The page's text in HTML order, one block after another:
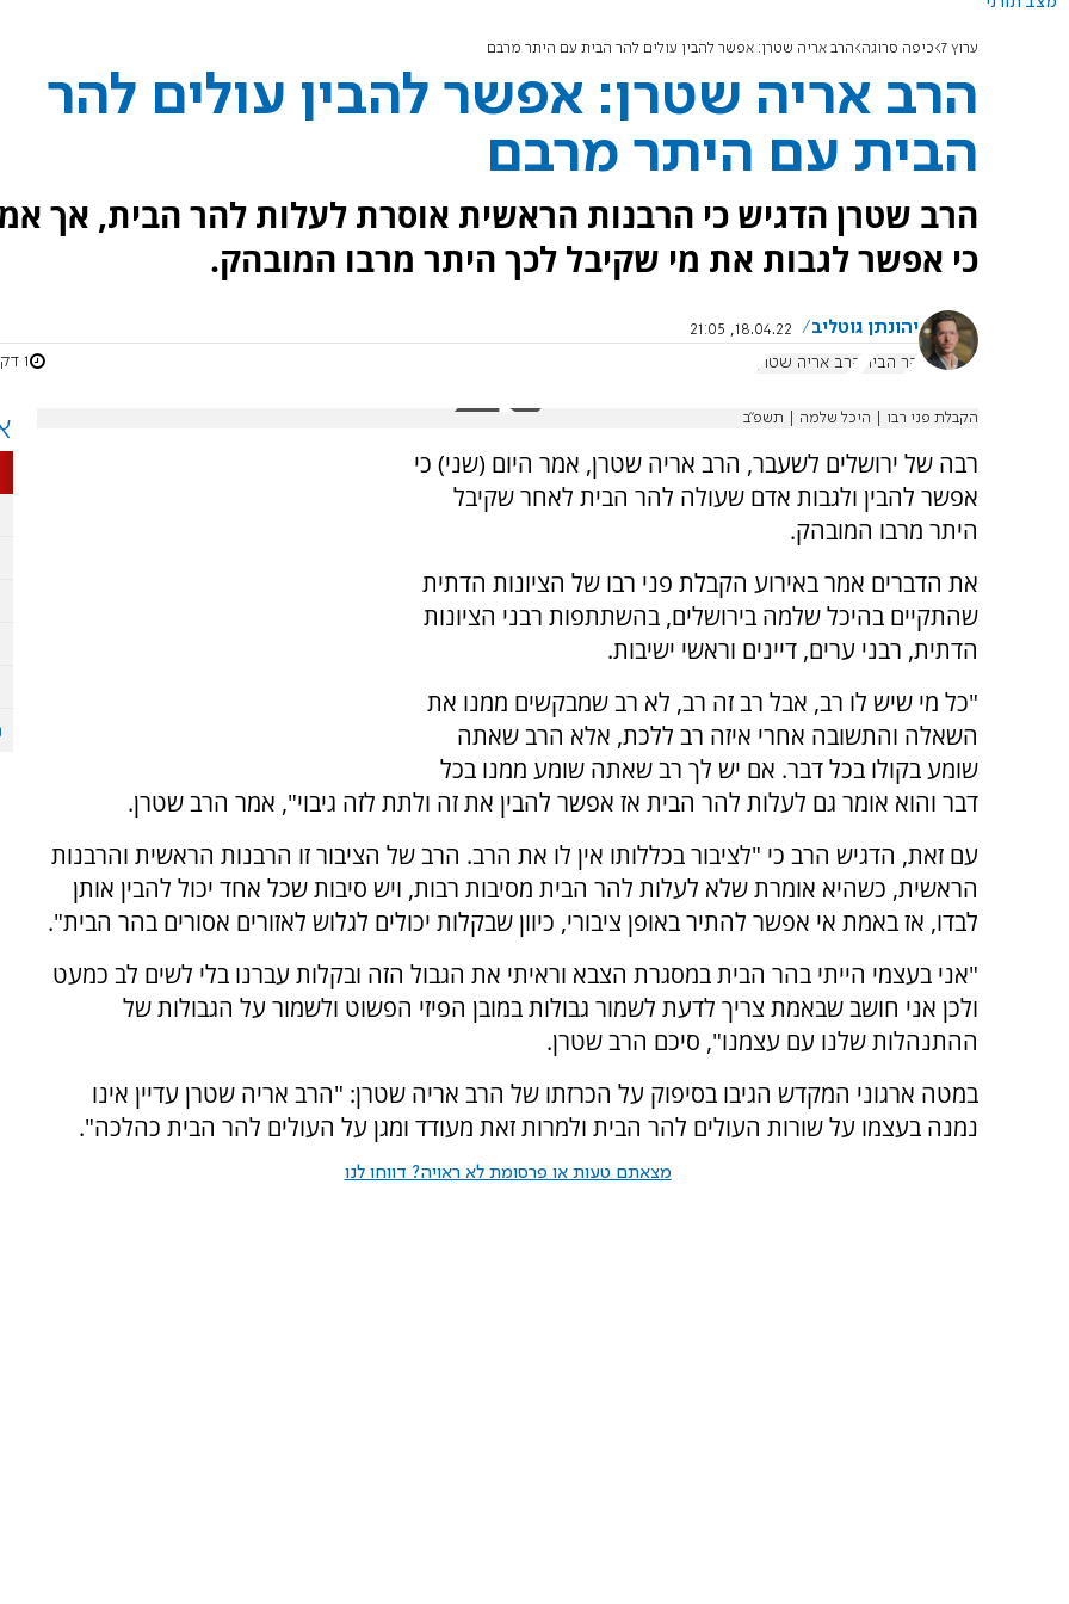
ערוץ 7 כיפה סרוגה הרב אריה שטרן: אפשר להבין עולים להר הבית עם היתר מרבם
הרב אריה שטרן: אפשר להבין עולים להר
הבית עם היתר מרבם
הרב שטרן הדגיש כי הרבנות הראשית אוסרת לעלות להר הבית, אך
כי אפשר לגבות את מי שקיבל לכך היתר מרבו המובהק.
יהונתן גוטליב
18.04.22, 21:05
הר הבית
הרב אריה שטרן 1 דקות
הקבלת פני רבו | היכל שלמה | תשפ"ב
רבה של ירושלים לשעבר, הרב אריה שטרן, אמר היום (שני) כי
אפשר להבין ולגבות אדם שעולה להר הבית לאחר שקיבל
היתר מרבו המובהק.
את הדברים אמר באירוע הקבלת פני רבו של הציונות הדתית
שהתקיים בהיכל שלמה בירושלים, בהשתתפות רבני הציונות
הדתית, רבני ערים, דיינים וראשי ישיבות.
"כל מי שיש לו רב, אבל רב זה רב, לא רב שמבקשים ממנו את
השאלה והתשובה אחרי איזה רב ללכת, אלא הרב שאתה
שומע בקולו בכל דבר. אם יש לך רב שאתה שומע ממנו בכל
דבר והוא אומר גם לעלות להר הבית אז אפשר להבין את זה ולתת לזה גיבוי", אמר הרב שטרן.
עם זאת, הדגיש הרב כי "לציבור בכללותו אין לו את הרב. הרב של הציבור זו הרבנות הראשית והרבנות
הראשית, כשהיא אומרת שלא לעלות להר הבית מסיבות רבות, ויש סיבות שכל אחד יכול להבין אותן
לבדו, אז באמת אי אפשר להתיר באופן ציבורי, כיוון שבקלות יכולים לגלוש לאזורים אסורים בהר הבית".
"אני בעצמי הייתי בהר הבית במסגרת הצבא וראיתי את הגבול הזה ובקלות עברנו בלי לשים לב כמעט
ולכן אני חושב שבאמת צריך לדעת לשמור גבולות במובן הפיזי הפשוט ולשמור על הגבולות של
ההתנהלות שלנו עם עצמנו", סיכם הרב שטרן.
במטה ארגוני המקדש הגיבו בסיפוק על הכרזתו של הרב אריה שטרן: "הרב אריה שטרן עדיין אינו
נמנה בעצמו על שורות העולים להר הבית ולמרות זאת מעודד ומגן על העולים להר הבית כהלכה".
מצאתם טעות או פרסומת לא ראויה? דווחו לנו